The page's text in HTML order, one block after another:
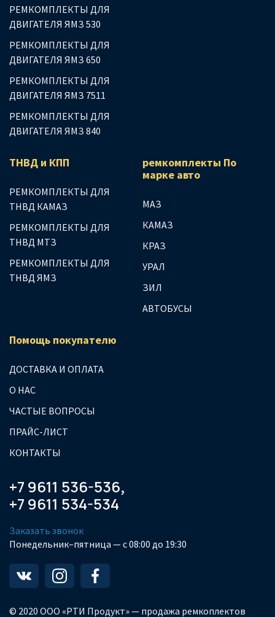
РЕМКОМПЛЕКТЫ ДЛЯ
ДВИГАТЕЛЯ ЯМЗ 530
РЕМКОМПЛЕКТЫ ДЛЯ
ДВИГАТЕЛЯ ЯМЗ 650
РЕМКОМПЛЕКТЫ ДЛЯ
ДВИГАТЕЛЯ ЯМЗ 7511
РЕМКОМПЛЕКТЫ ДЛЯ
ДВИГАТЕЛЯ ЯМЗ 840
ТНВД и КПП
РЕМКОМПЛЕКТЫ ДЛЯ
ТНВД КАМАЗ
РЕМКОМПЛЕКТЫ ДЛЯ
ТНВД МТЗ
РЕМКОМПЛЕКТЫ ДЛЯ
ТНВД ЯМЗ
ремкомплекты По
марке авто
МАЗ
КАМАЗ
КРАЗ
УРАЛ
ЗИЛ
АВТОБУСЫ
Помощь покупателю
ДОСТАВКА И ОПЛАТА
О НАС
ЧАСТЫЕ ВОПРОСЫ
ПРАЙС-ЛИСТ
КОНТАКТЫ
+7 9611 536-536,
+7 9611 534-534
Заказать звонок
Понедельник–пятница — с 08:00 до 19:30
© 2020 ООО «РТИ Продукт» — продажа ремкоплектов